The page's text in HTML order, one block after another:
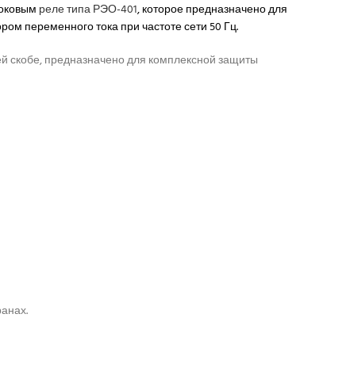
реле типа РЭО-401, которое предназначено для
переменного тока при частоте сети 50 Гц.
скобе, предназначено для комплексной защиты